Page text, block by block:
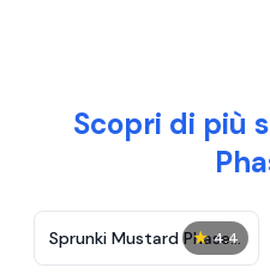
Scopri di più
★ 4.4
Sprunki Mustard Phase
2